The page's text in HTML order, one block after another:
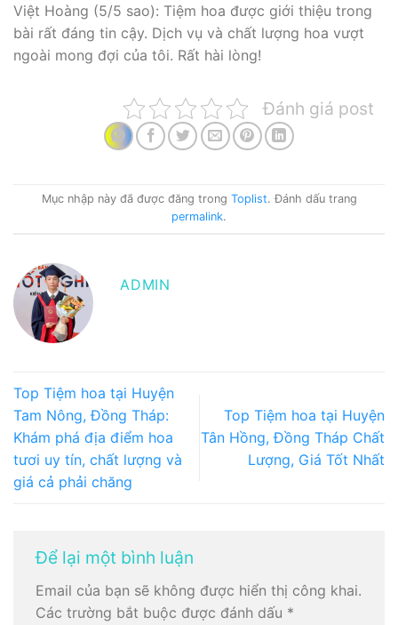
Việt Hoàng (5/5 sao): Tiệm hoa được giới thiệu trong
bài rất đáng tin cậy. Dịch vụ và chất lượng hoa vượt
ngoài mong đợi của tôi. Rất hài lòng!
Đánh giá post
Mục nhập này đã được đăng trong Toplist. Đánh dấu trang
permalink.
ADMIN
Top Tiệm hoa tại Huyện
Tam Nông, Đồng Tháp:
Khám phá địa điểm hoa
tươi uy tín, chất lượng và
giá cả phải chăng
Top Tiệm hoa tại Huyện
Tân Hồng, Đồng Tháp Chất
Lượng, Giá Tốt Nhất
Để lại một bình luận
Email của bạn sẽ không được hiển thị công khai.
Các trường bắt buộc được đánh dấu *